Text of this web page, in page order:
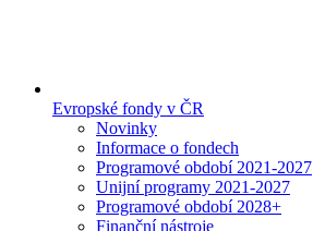
Evropské fondy v ČR
Novinky
Informace o fondech
Programové období 2021-2027
Unijní programy 2021-2027
Programové období 2028+
Finanční nástroje